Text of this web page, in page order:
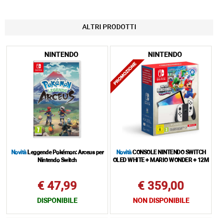
ALTRI PRODOTTI
NINTENDO
Novità Leggende Pokémon: Arceus per
Nintendo Switch
€ 47,99
DISPONIBILE
NINTENDO
Novità CONSOLE NINTENDO SWITCH
OLED WHITE + MARIO WONDER + 12M
€ 359,00
NON DISPONIBILE